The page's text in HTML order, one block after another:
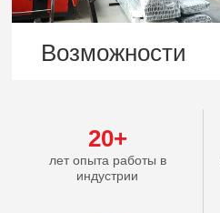
Возможности
20+
лет опыта работы в
индустрии